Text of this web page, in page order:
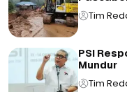
Tim
PSI
Mundur
Tim